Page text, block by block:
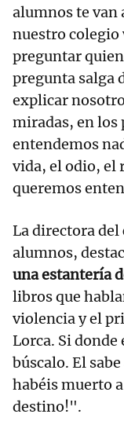
alumnos te van
nuestro colegio
preguntar
pregunta salga
explicar
miradas, en los
entendemos
vida, el odio, el
queremos
La directora del
alumnos,
una estantería
libros que
violencia y el
Lorca. Si donde
búscalo. El
habéis muerto
destino!".